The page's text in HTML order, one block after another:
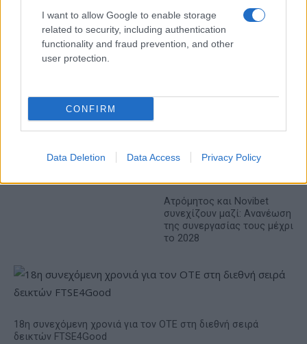
I want to allow Google to enable storage
related to security, including authentication
functionality and fraud prevention, and other
user protection.
CONFIRM
Data Deletion Data Access Privacy Policy
Η Chery επενδύει 75 εκατ. δολάρια στην KG Mobility
από 18.990 ευρώ
Ατρόμητος και Novibet
συνεχίζουν μαζί: Ανανέωση
της συνεργασίας τους μέχρι
το 2028
18η συνεχόμενη χρονιά για τον ΟΤΕ στη διεθνή σειρά
δεικτών FTSE4Good